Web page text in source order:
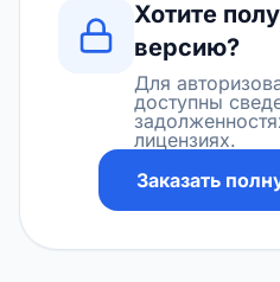
Хотите
версию?
Для
доступны
лицензиях.
Заказать